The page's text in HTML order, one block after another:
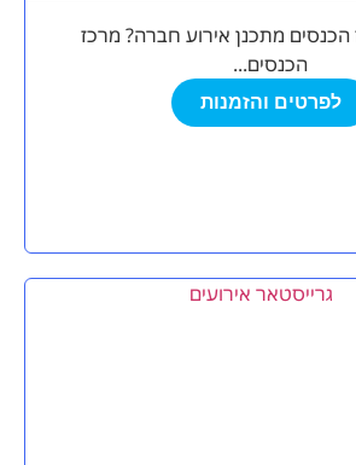
הכנסים מתכנן אירוע חברה? מרכז
הכנסים...
לפרטים והזמנות